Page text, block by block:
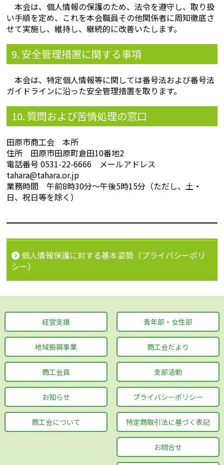
本会は、個人情報の保護のため、法令を遵守し、取り扱
い手順を定め、これを本会職員その他関係者に周知徹底さ
せて実施し、維持し、継続的に改善いたします。
9. 安全管理措置に関する事項
本会は、特定個人情報等に関しては番号法および番号法
ガイドラインに沿った安全管理措置を取ります。
10. 質問および苦情処理の窓口
田原市商工会 本所
住所 田原市田原町倉田10番地2
電話番号 0531-22-6666 メールアドレス
tahara@tahara.or.jp
業務時間 午前8時30分～午後5時15分（ただし、土・
日、祝日等を除く）
個人情報保護に対する基本姿勢（プライバシーポリ
シー）
経営支援
地域振興事業
商工会員
お知らせ
商工会について
青年部・女性部
商工会だより
支部活動
プライバシーポリシー
特定商取引法に基づく表記
お問合せ